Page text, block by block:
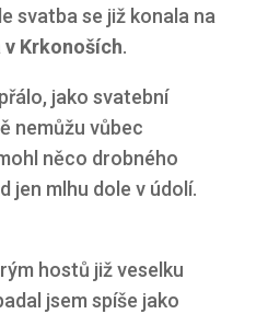
svatba se již konala na
v Krkonoších.
jako svatební
nemůžu vůbec
něco drobného
jen mlhu dole v údolí.
hostů již veselku
jsem spíše jako